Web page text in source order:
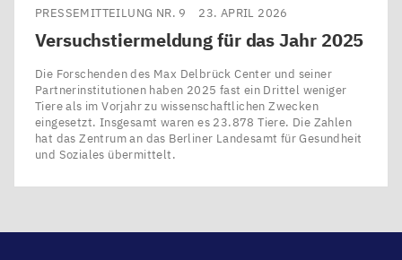
PRESSEMITTEILUNG NR. 9 23. APRIL 2026
Versuchstiermeldung für das Jahr 2025
Die Forschenden des Max Delbrück Center und seiner
Partnerinstitutionen haben 2025 fast ein Drittel weniger
Tiere als im Vorjahr zu wissenschaftlichen Zwecken
eingesetzt. Insgesamt waren es 23.878 Tiere. Die Zahlen
hat das Zentrum an das Berliner Landesamt für Gesundheit
und Soziales übermittelt.